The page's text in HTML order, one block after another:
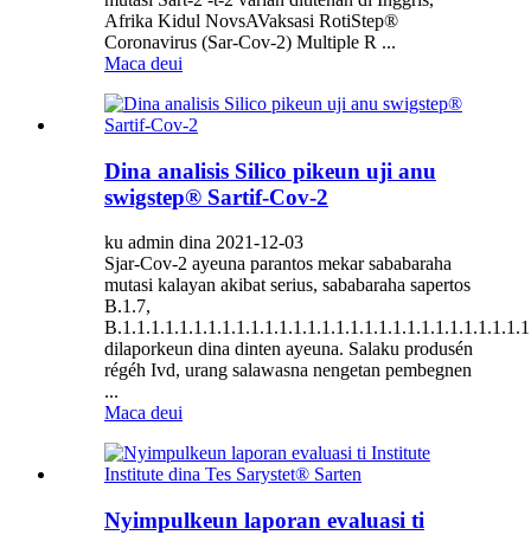
Afrika Kidul NovsAVaksasi RotiStep®
Coronavirus (Sar-Cov-2) Multiple R ...
Maca deui
Dina analisis Silico pikeun uji anu
swigstep® Sartif-Cov-2
ku admin dina 2021-12-03
Sjar-Cov-2 ayeuna parantos mekar sababaraha
mutasi kalayan akibat serius, sababaraha sapertos
B.1.7,
dilaporkeun dina dinten ayeuna. Salaku produsén
régéh Ivd, urang salawasna nengetan pembegnen
...
Maca deui
Nyimpulkeun laporan evaluasi ti